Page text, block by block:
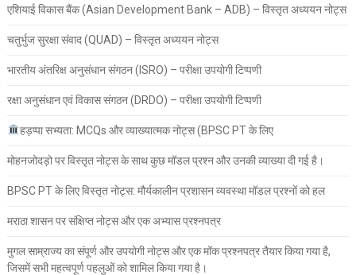
एशियाई विकास बैंक (Asian Development Bank – ADB) – विस्तृत अध्ययन नोट्स
चतुर्भुज सुरक्षा संवाद (QUAD) – विस्तृत अध्ययन नोट्स
भारतीय अंतरिक्ष अनुसंधान संगठन (ISRO) – परीक्षा उपयोगी टिप्पणी
रक्षा अनुसंधान एवं विकास संगठन (DRDO) – परीक्षा उपयोगी टिप्पणी
हड़प्पा सभ्यता: MCQs और व्याख्यात्मक नोट्स (BPSC PT के लिए
मोहनजोदड़ो पर विस्तृत नोट्स के साथ कुछ मॉडल प्रश्न और उनकी व्याख्या दी गई है।
BPSC PT के लिए विस्तृत नोट्स: मौर्यकालीन प्रशासन व्यवस्था मॉडल प्रश्नों को हल
मराठा शासन पर संक्षिप्त नोट्स और एक अभ्यास प्रश्नपत्र
मुगल साम्राज्य का संपूर्ण और उपयोगी नोट्स और एक मॉक प्रश्नपत्र तैयार किया गया है,
जिसमें सभी महत्वपूर्ण पहलुओं को शामिल किया गया है।